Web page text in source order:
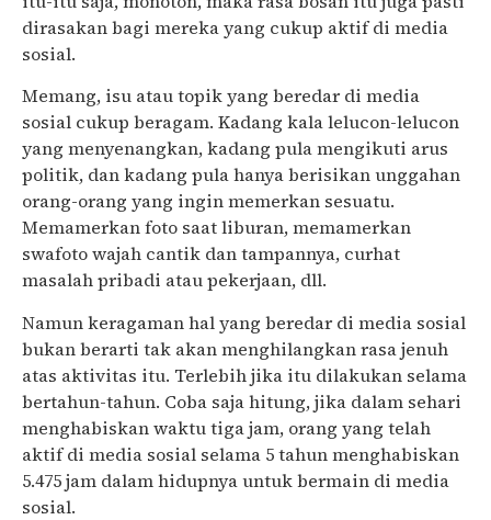
dirasakan bagi mereka yang cukup aktif di media
sosial.
Memang, isu atau topik yang beredar di media
sosial cukup beragam. Kadang kala lelucon-lelucon
yang menyenangkan, kadang pula mengikuti arus
politik, dan kadang pula hanya berisikan unggahan
orang-orang yang ingin memerkan sesuatu.
Memamerkan foto saat liburan, memamerkan
swafoto wajah cantik dan tampannya, curhat
masalah pribadi atau pekerjaan, dll.
Namun keragaman hal yang beredar di media sosial
bukan berarti tak akan menghilangkan rasa jenuh
atas aktivitas itu. Terlebih jika itu dilakukan selama
bertahun-tahun. Coba saja hitung, jika dalam sehari
menghabiskan waktu tiga jam, orang yang telah
aktif di media sosial selama 5 tahun menghabiskan
5.475 jam dalam hidupnya untuk bermain di media
sosial.